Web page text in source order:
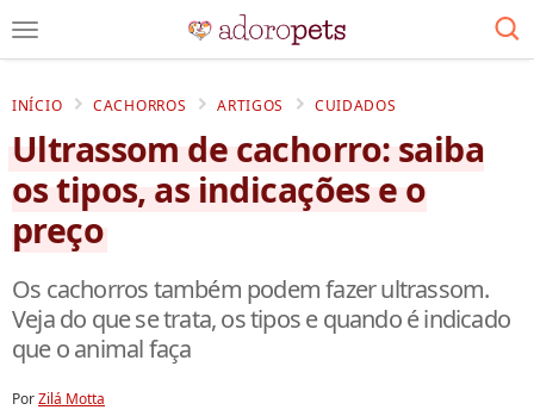
INÍCIO CACHORROS ARTIGOS CUIDADOS
Ultrassom de cachorro: saiba
os tipos, as indicações e o
preço
Os cachorros também podem fazer ultrassom.
Veja do que se trata, os tipos e quando é indicado
que o animal faça
PorZilá Motta